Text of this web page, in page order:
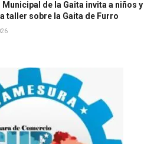
Municipal de la Gaita invita a niños y
taller sobre la Gaita de Furro